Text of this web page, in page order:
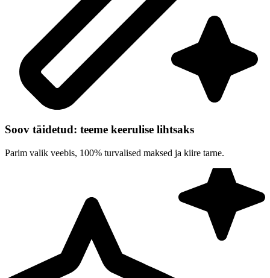
Soov täidetud: teeme keerulise lihtsaks
Parim valik veebis, 100% turvalised maksed ja kiire tarne.